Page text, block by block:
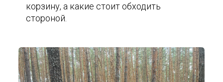
корзину, а какие стоит обходить
стороной.